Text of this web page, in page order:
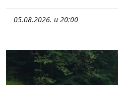
05.08.2026. u 20:00